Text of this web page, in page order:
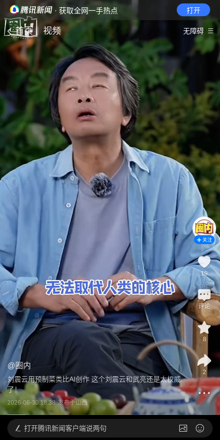
· 获取全网一手热点 打开
首页 视频 无障碍
@ 圈内
刘震云用预制菜类比AI创作 这个刘震云和武亮还是太权威
了！
2026-06-30 18:38 发布于山西
关注
19
评论
8
2
打开腾讯新闻客户端说两句